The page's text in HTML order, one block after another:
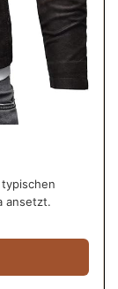
ansetzt.